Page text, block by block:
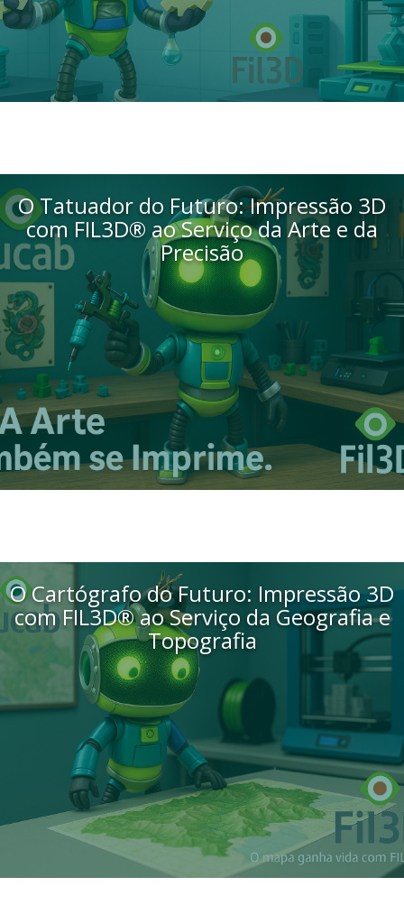
O Tatuador do Futuro: Impressão 3D
com FIL3D® ao Serviço da Arte e da
Precisão
O Cartógrafo do Futuro: Impressão 3D
com FIL3D® ao Serviço da Geografia e
Topografia